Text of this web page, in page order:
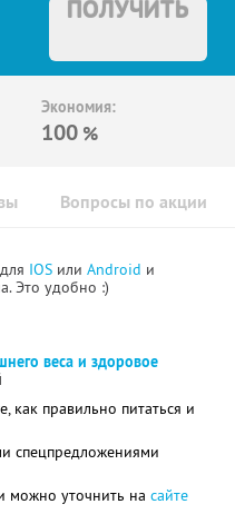
ПОЛУЧИТЬ
Экономия:
100 %
Вопросы по акции
IOS или Android и
Это удобно :)
веса и здоровое
как правильно питаться и
спецпредложениями
можно уточнить на сайте